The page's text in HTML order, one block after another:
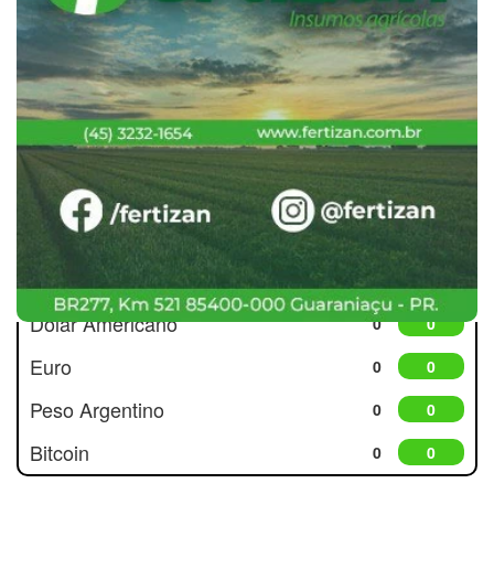
Cotações
Dólar Americano 0 0
Euro 0 0
Peso Argentino 0 0
Bitcoin 0 0